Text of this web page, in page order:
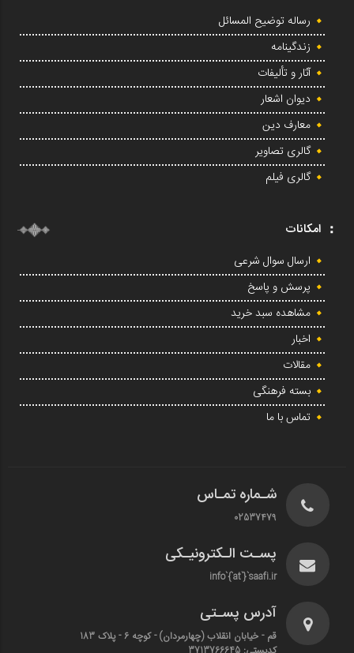
رساله توضیح المسائل
زندگینامه
آثار و تألیفات
دیوان اشعار
معارف دین
گالری تصاویر
گالری فیلم
امکانات
ارسال سوال شرعی
پرسش و پاسخ
مشاهده سبد خرید
اخبار
مقالات
بسته فرهنگی
تماس با ما
شـماره تمـاس
02537479
پسـت الـکترونیـکی
info`{`at`}`saafi.ir
آدرس پسـتی
قم - خیابان انقلاب (چهارمردان)‌ - کوچه 6 - پلاک 183